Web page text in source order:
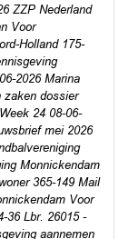
ZZP Nederland
Voor
Holland 175-
2026 Marina
zaken dossier
24 08-06-
mei 2026
Monnickendam
365-149 Mail
Voor
36 Lbr. 26015 -
aannemen